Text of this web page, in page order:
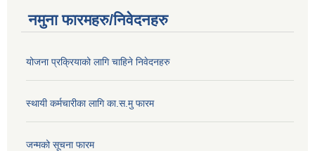
नमुना फारमहरु/निवेदनहरु
योजना प्रक्रियाको लागि चाहिने निवेदनहरु
स्थायी कर्मचारीका लागि का.स.मु फारम
जन्मको सूचना फारम